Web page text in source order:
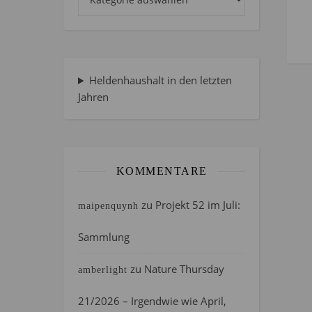
Heldenhaushalt in den letzten
Jahren
KOMMENTARE
maipenquynh zu Projekt 52 im Juli:
Sammlung
amberlight zu Nature Thursday
21/2026 – Irgendwie wie April,